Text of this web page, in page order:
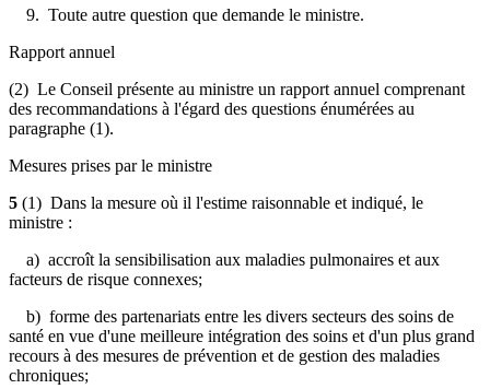
9. Toute autre question que demande le ministre.
Rapport annuel
(2) Le Conseil présente au ministre un rapport annuel comprenant
des recommandations à l'égard des questions énumérées au
paragraphe (1).
Mesures prises par le ministre
5 (1) Dans la mesure où il l'estime raisonnable et indiqué, le
ministre :
a) accroît la sensibilisation aux maladies pulmonaires et aux
facteurs de risque connexes;
b) forme des partenariats entre les divers secteurs des soins de
santé en vue d'une meilleure intégration des soins et d'un plus grand
recours à des mesures de prévention et de gestion des maladies
chroniques;